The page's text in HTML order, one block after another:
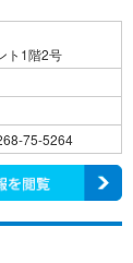
ト1階2号
75-5264